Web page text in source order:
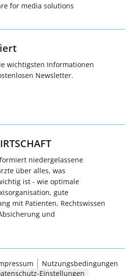
for media solutions
wichtigsten Informationen
Newsletter.
niedergelassene
über alles, was
ist - wie optimale
gute
mit Patienten, Rechtswissen
und
Nutzungsbedingungen
Einstellungen